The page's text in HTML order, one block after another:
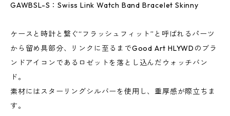
GAWBSL-S：Swiss Link Watch Band Bracelet Skinny
ケースと時計と繋ぐ“フラッシュフィット”と呼ばれるパーツ
から留め具部分、リンクに至るまでGood Art HLYWDのブラ
ンドアイコンであるロゼットを落とし込んだウォッチバン
ド。
素材にはスターリングシルバーを使用し、重厚感が際立ちま
す。